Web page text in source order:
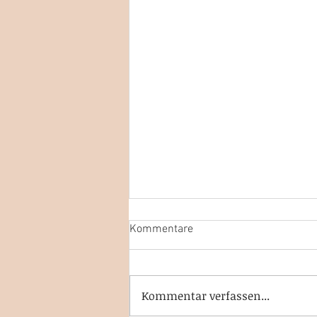
Kommentare
Kommentar verfassen...